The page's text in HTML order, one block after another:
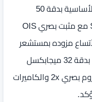
إعداد كاميرات خلفية ثلاثية الكامير الأساسية بدقة 50
ميجابكسل بمستشعر Sony IMX890 مع مثبت بصري OIS
الأتساع مزوده بمستشعر
Sony IMX581 وأخيرا كاميرا تليفوتو بدقة 32 ميجابكسل
RGBW بمستشعر Sony IMX709 وزوم بصري 2x والكاميرات